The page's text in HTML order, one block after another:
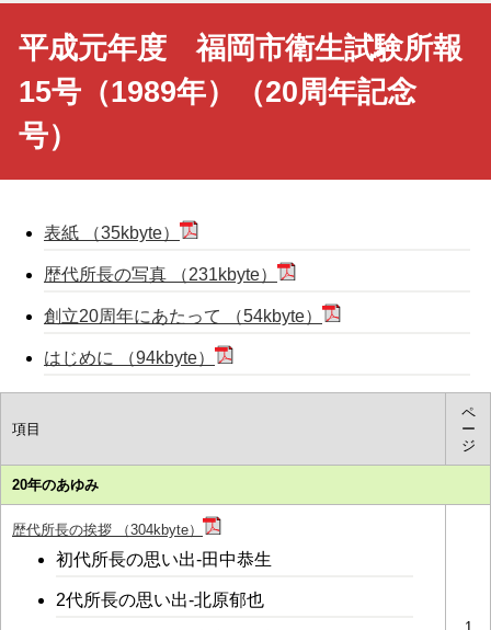
平成元年度 福岡市衛生試験所報
15号（1989年）
（20周年記念
号）
表紙 （35kbyte）
歴代所長の写真 （231kbyte）
創立20周年にあたって （54kbyte）
はじめに （94kbyte）
項目
ペ
ー
ジ
20年のあゆみ
歴代所長の挨拶 （304kbyte）
初代所長の思い出-田中恭生
2代所長の思い出-北原郁也